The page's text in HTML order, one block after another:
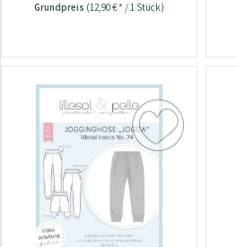
Grundpreis (12,90 € * / 1 Stück)